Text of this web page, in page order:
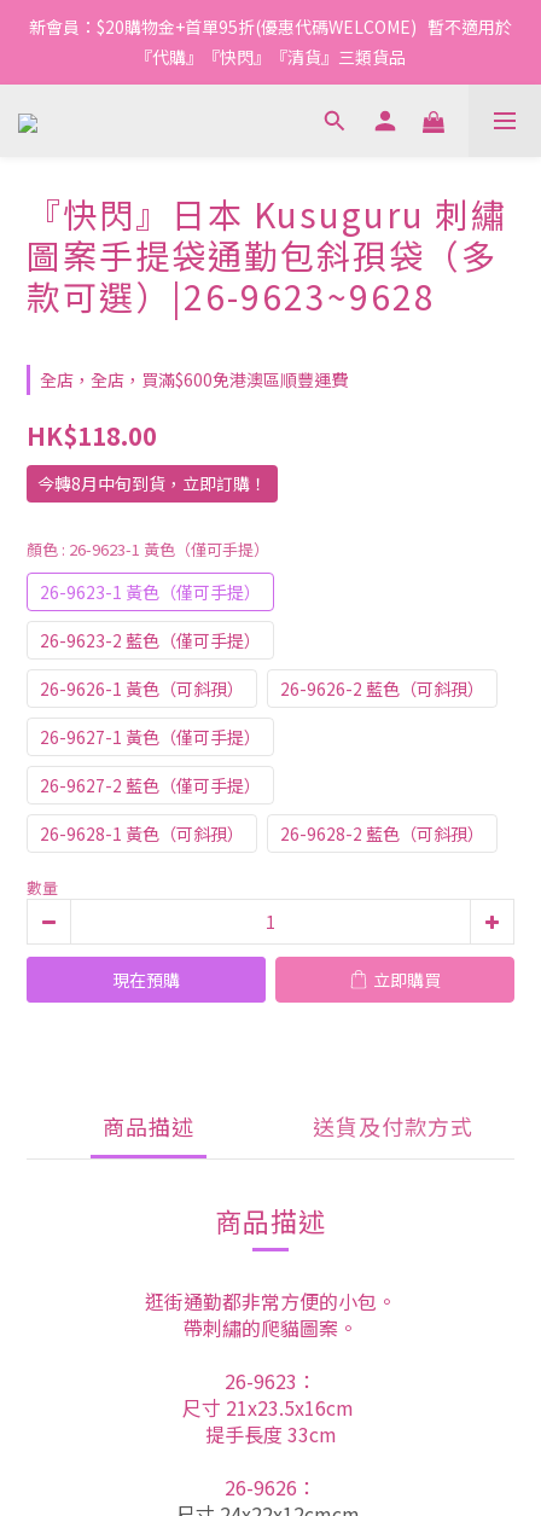
新會員：$20購物金+首單95折(優惠代碼WELCOME)   暫不適用於
『代購』『快閃』『清貨』三類貨品
『快閃』日本 Kusuguru 刺繡
圖案手提袋通勤包斜孭袋（多
款可選）|26-9623~9628
全店，全店，買滿$600免港澳區順豐運費
HK$118.00
今轉8月中旬到貨，立即訂購！
顏色 : 26-9623-1 黃色（僅可手提）
26-9623-1 黃色（僅可手提）
26-9623-2 藍色（僅可手提）
26-9626-1 黃色（可斜孭）
26-9626-2 藍色（可斜孭）
26-9627-1 黃色（僅可手提）
26-9627-2 藍色（僅可手提）
26-9628-1 黃色（可斜孭）
26-9628-2 藍色（可斜孭）
數量
現在預購 立即購買
商品描述 送貨及付款方式
商品描述
逛街通勤都非常方便的小包。
帶刺繡的爬貓圖案。
26-9623：
尺寸 21x23.5x16cm
提手長度 33cm
26-9626 ：